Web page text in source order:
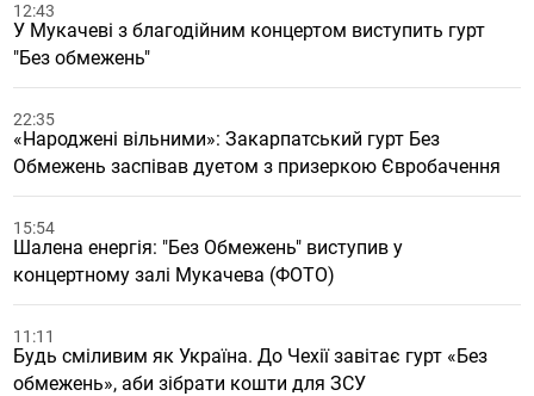
12:43
У Мукачеві з благодійним концертом виступить гурт
"Без обмежень"
22:35
«Народжені вільними»: Закарпатський гурт Без
Обмежень заспівав дуетом з призеркою Євробачення
15:54
Шалена енергія: "Без Обмежень" виступив у
концертному залі Мукачева (ФОТО)
11:11
Будь сміливим як Україна. До Чехії завітає гурт «Без
обмежень», аби зібрати кошти для ЗСУ